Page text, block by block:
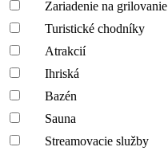
Zariadenie na grilovanie
Turistické chodníky
Atrakcií
Ihriská
Bazén
Sauna
Streamovacie služby